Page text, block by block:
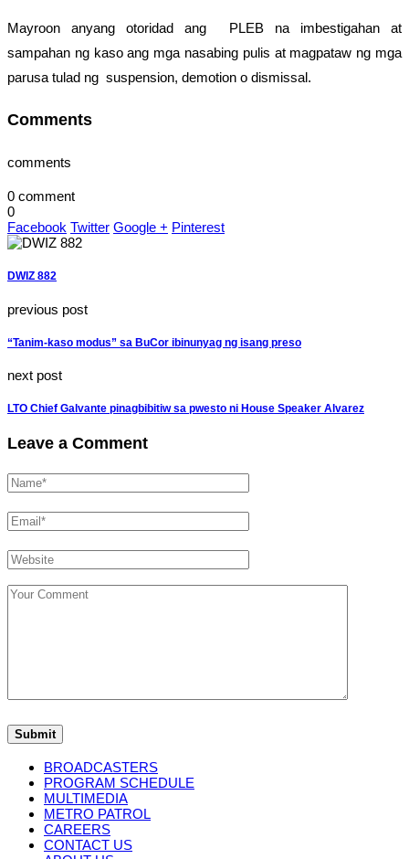
Mayroon anyang otoridad ang PLEB na imbestigahan at
sampahan ng kaso ang mga nasabing pulis at magpataw ng mga
parusa tulad ng suspension, demotion o dismissal.
Comments
comments
0 comment
0
Facebook Twitter Google + Pinterest
DWIZ 882
previous post
“Tanim-kaso modus” sa BuCor ibinunyag ng isang preso
next post
LTO Chief Galvante pinagbibitiw sa pwesto ni House Speaker Alvarez
Leave a Comment
BROADCASTERS
PROGRAM SCHEDULE
MULTIMEDIA
METRO PATROL
CAREERS
CONTACT US